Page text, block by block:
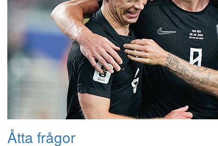
Åtta frågor